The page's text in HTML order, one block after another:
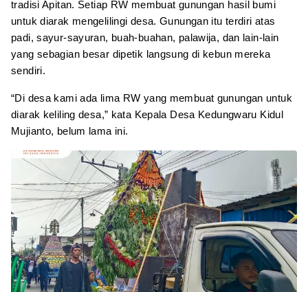
tradisi Apitan. Setiap RW membuat gunungan hasil bumi
untuk diarak mengelilingi desa. Gunungan itu terdiri atas
padi, sayur-sayuran, buah-buahan, palawija, dan lain-lain
yang sebagian besar dipetik langsung di kebun mereka
sendiri.
“Di desa kami ada lima RW yang membuat gunungan untuk
diarak keliling desa,” kata Kepala Desa Kedungwaru Kidul
Mujianto, belum lama ini.